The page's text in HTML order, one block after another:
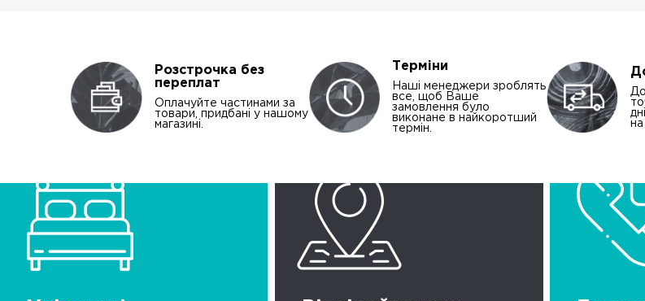
Розстрочка без
переплат
Оплачуйте частинами за
товари, придбані у нашому
магазині.
Терміни
Наші менеджери зроблять
все, щоб Ваше
замовлення було
виконане в найкоротший
термін.
на